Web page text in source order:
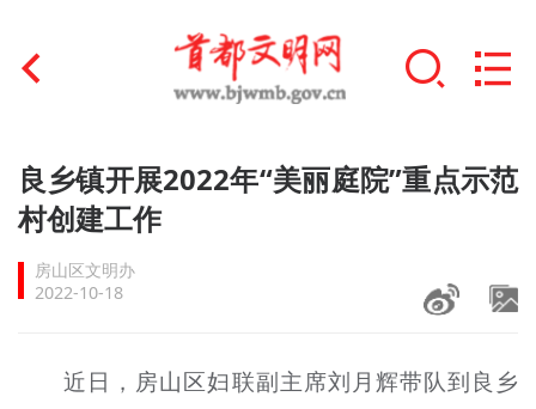
首页
文明创建
文明实践
未成年人思想道德建设
良乡镇开展2022年“美丽庭院”重点示范
村创建工作
房山区文明办
2022-10-18
近日，房山区妇联副主席刘月辉带队到良乡